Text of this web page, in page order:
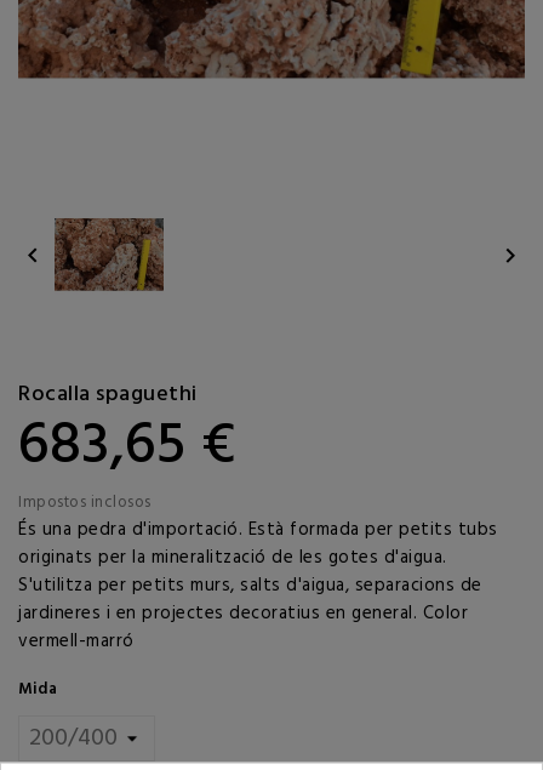
 
Rocalla spaguethi
683,65 €
Impostos inclosos
És una pedra d'importació. Està formada per petits tubs
originats per la mineralització de les gotes d'aigua.
S'utilitza per petits murs, salts d'aigua, separacions de
jardineres i en projectes decoratius en general. Color
vermell-marró
Mida